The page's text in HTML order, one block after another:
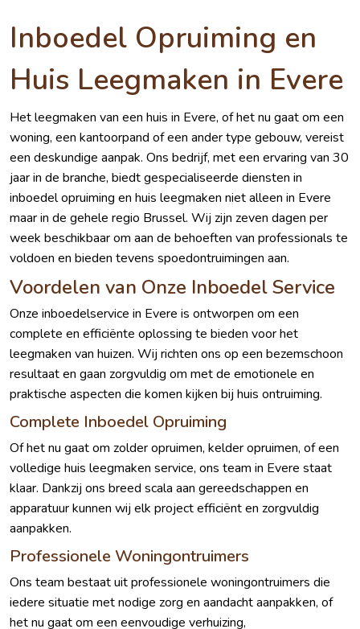
Inboedel Opruiming en
Huis Leegmaken in Evere
Het leegmaken van een huis in Evere, of het nu gaat om een
woning, een kantoorpand of een ander type gebouw, vereist
een deskundige aanpak. Ons bedrijf, met een ervaring van 30
jaar in de branche, biedt gespecialiseerde diensten in
inboedel opruiming en huis leegmaken niet alleen in Evere
maar in de gehele regio Brussel. Wij zijn zeven dagen per
week beschikbaar om aan de behoeften van professionals te
voldoen en bieden tevens spoedontruimingen aan.
Voordelen van Onze Inboedel Service
Onze inboedelservice in Evere is ontworpen om een
complete en efficiënte oplossing te bieden voor het
leegmaken van huizen. Wij richten ons op een bezemschoon
resultaat en gaan zorgvuldig om met de emotionele en
praktische aspecten die komen kijken bij huis ontruiming.
Complete Inboedel Opruiming
Of het nu gaat om zolder opruimen, kelder opruimen, of een
volledige huis leegmaken service, ons team in Evere staat
klaar. Dankzij ons breed scala aan gereedschappen en
apparatuur kunnen wij elk project efficiënt en zorgvuldig
aanpakken.
Professionele Woningontruimers
Ons team bestaat uit professionele woningontruimers die
iedere situatie met nodige zorg en aandacht aanpakken, of
het nu gaat om een eenvoudige verhuizing,